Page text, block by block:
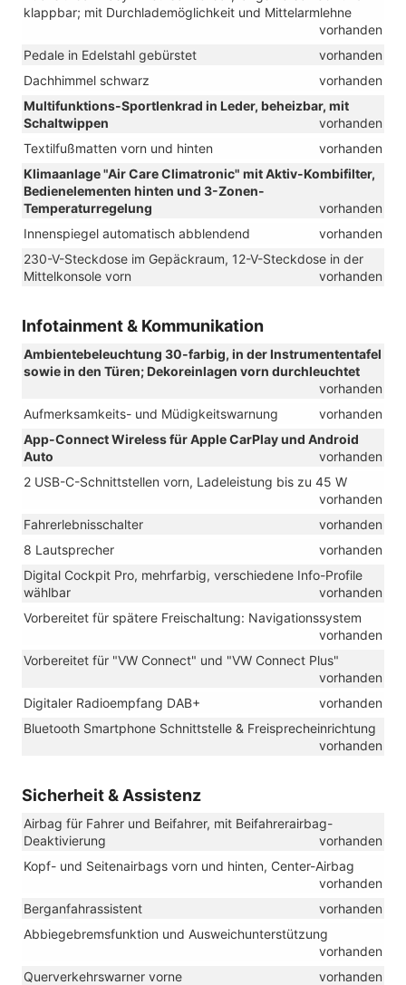
klappbar; mit Durchlademöglichkeit und Mittelarmlehne
vorhanden
Pedale in Edelstahl gebürstet
vorhanden
Dachhimmel schwarz
vorhanden
Multifunktions-Sportlenkrad in Leder, beheizbar, mit
Schaltwippen
vorhanden
Textilfußmatten vorn und hinten
vorhanden
Klimaanlage "Air Care Climatronic" mit Aktiv-Kombifilter,
Bedienelementen hinten und 3-Zonen-
Temperaturregelung
vorhanden
Innenspiegel automatisch abblendend
vorhanden
230-V-Steckdose im Gepäckraum, 12-V-Steckdose in der
Mittelkonsole vorn
vorhanden
Infotainment & Kommunikation
Ambientebeleuchtung 30-farbig, in der Instrumententafel
sowie in den Türen; Dekoreinlagen vorn durchleuchtet
vorhanden
Aufmerksamkeits- und Müdigkeitswarnung
vorhanden
App-Connect Wireless für Apple CarPlay und Android
Auto
vorhanden
2 USB-C-Schnittstellen vorn, Ladeleistung bis zu 45 W
vorhanden
Fahrerlebnisschalter
vorhanden
8 Lautsprecher
vorhanden
Digital Cockpit Pro, mehrfarbig, verschiedene Info-Profile
wählbar
vorhanden
Vorbereitet für spätere Freischaltung: Navigationssystem
vorhanden
Vorbereitet für "VW Connect" und "VW Connect Plus"
vorhanden
Digitaler Radioempfang DAB+
vorhanden
Bluetooth Smartphone Schnittstelle & Freisprecheinrichtung
vorhanden
Sicherheit & Assistenz
Airbag für Fahrer und Beifahrer, mit Beifahrerairbag-
Deaktivierung
vorhanden
Kopf- und Seitenairbags vorn und hinten, Center-Airbag
vorhanden
Berganfahrassistent
vorhanden
Abbiegebremsfunktion und Ausweichunterstützung
vorhanden
Querverkehrswarner vorne
vorhanden